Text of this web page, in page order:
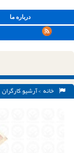
درباره ما
خانه >آرشیو,کارگران